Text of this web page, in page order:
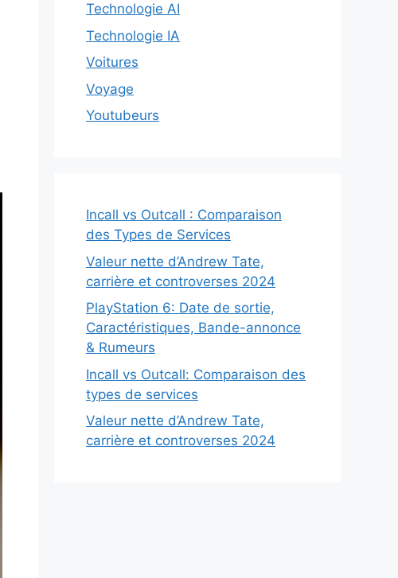
Technologie AI
Technologie IA
Voitures
Voyage
Youtubeurs
Incall vs Outcall : Comparaison
des Types de Services
Valeur nette d’Andrew Tate,
carrière et controverses 2024
PlayStation 6: Date de sortie,
Caractéristiques, Bande-annonce
& Rumeurs
Incall vs Outcall: Comparaison des
types de services
Valeur nette d’Andrew Tate,
carrière et controverses 2024